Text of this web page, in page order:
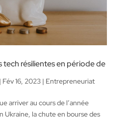
résilientes en période de
Fév 16, 2023| Entrepreneuriat
arriver au cours de l’année
Ukraine, la chute en bourse des